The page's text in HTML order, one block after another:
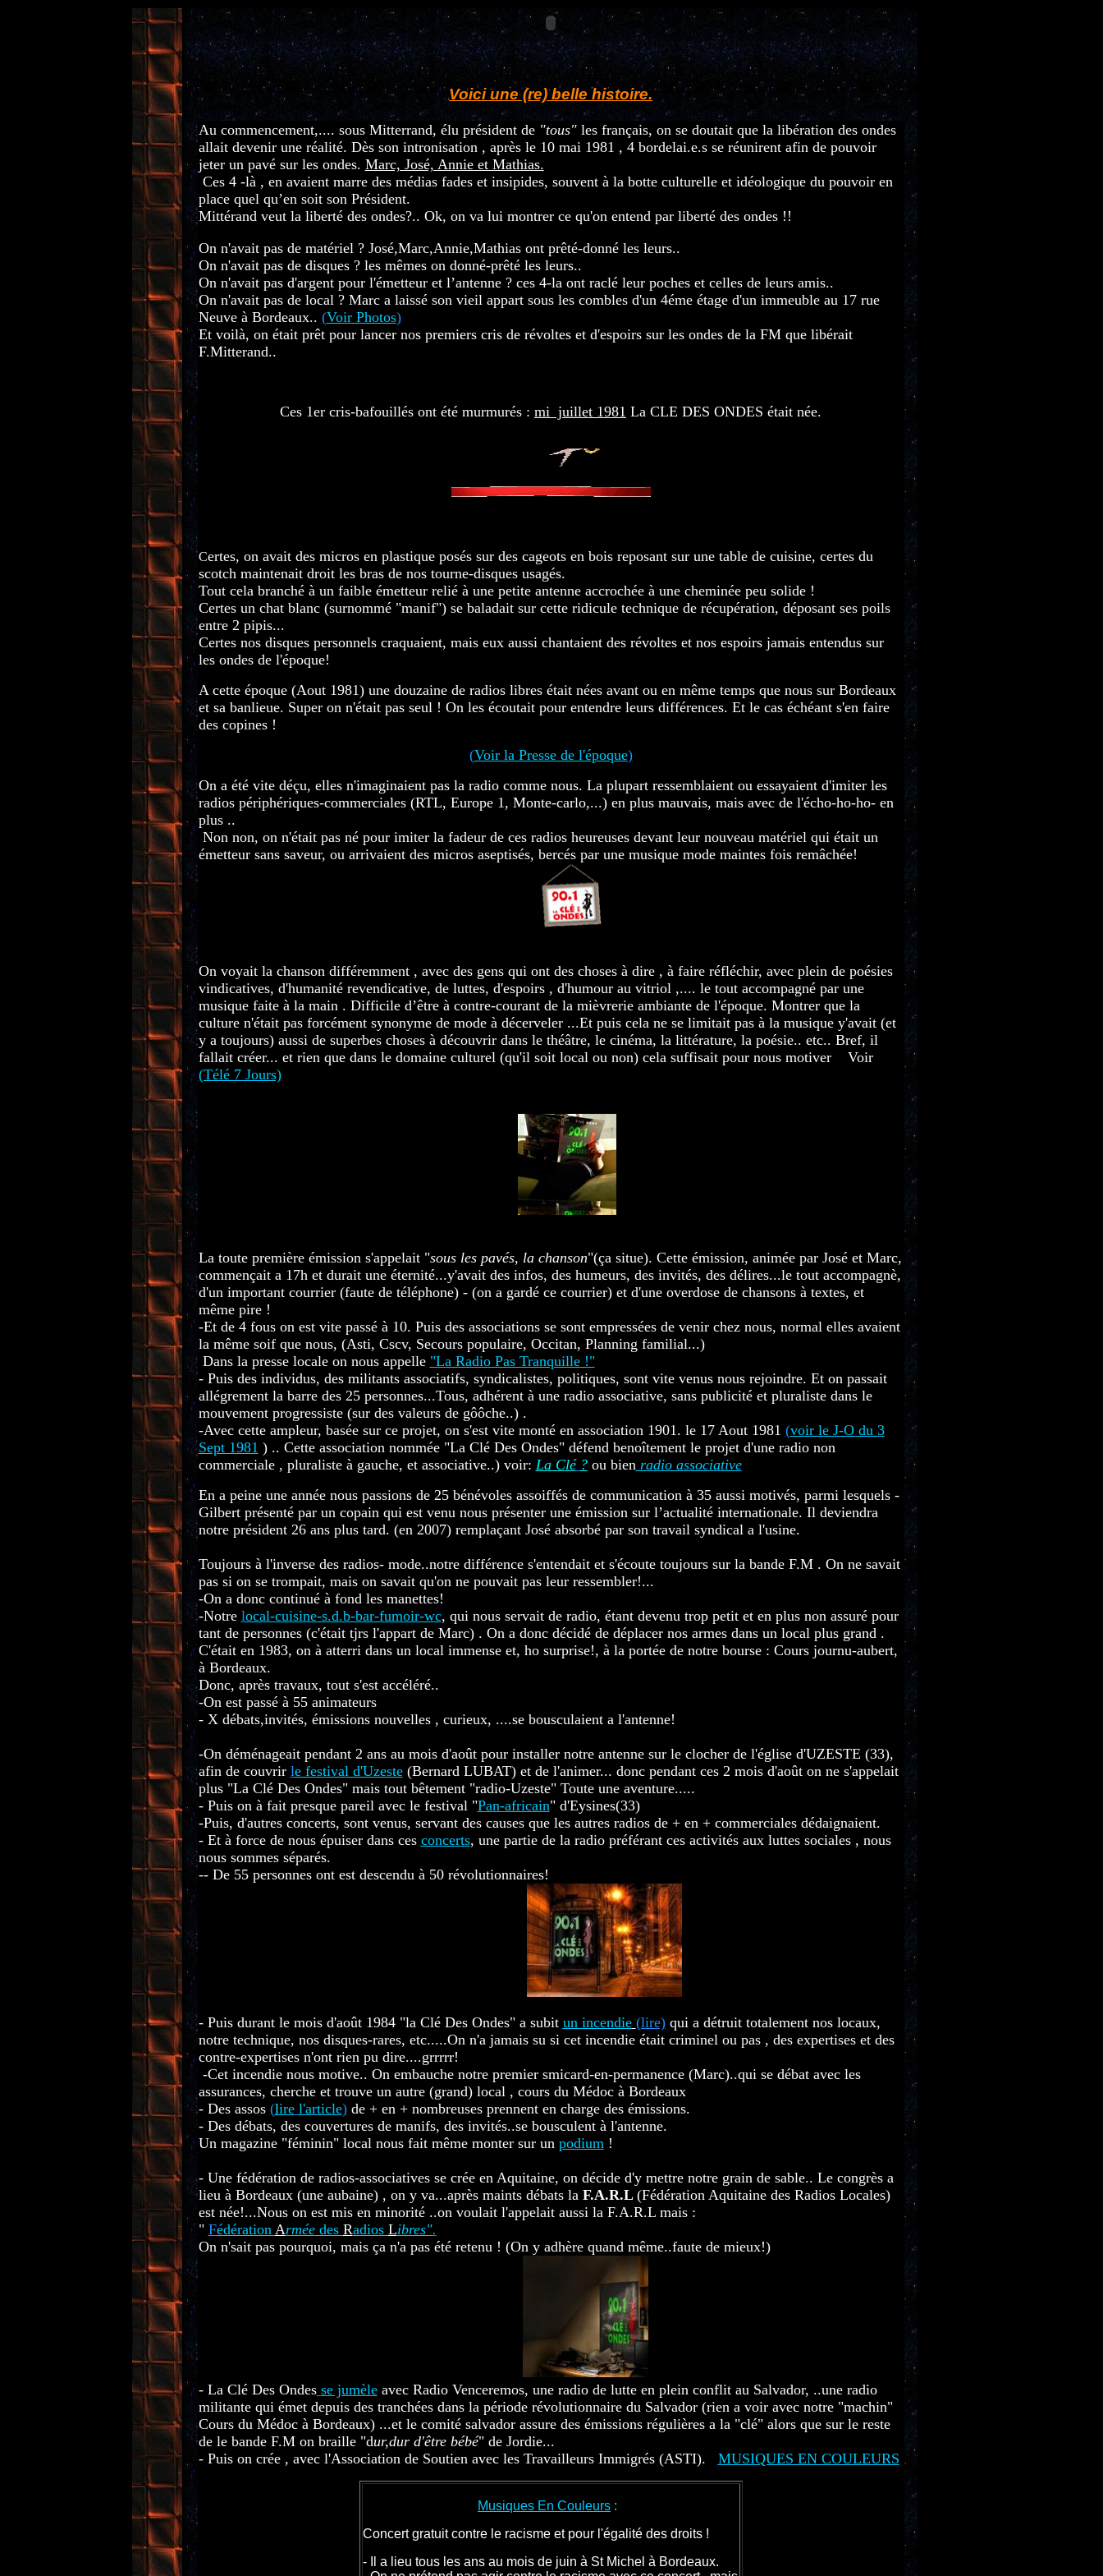
Voici une (re) belle histoire.
Au commencement,.... sous Mitterrand, élu président de "tous"les français, on se doutait que la libération des ondes
allait devenir une réalité. Dès son intronisation , après le 10 mai 1981 , 4 bordelai.e.s se réunirent afin de pouvoir
jeter un pavé sur les ondes. Marc, José, Annie et Mathias.
Ces 4 -là , en avaient marre des médias fades et insipides, souvent à la botte culturelle et idéologique du pouvoir en
place quel qu’en soit son Président.
Mittérand veut la liberté des ondes?.. Ok, on va lui montrer ce qu'on entend par liberté des ondes !!
On n'avait pas de matériel ? José,Marc,Annie,Mathias ont prêté-donné les leurs..
On n'avait pas de disques ? les mêmes on donné-prêté les leurs..
On n'avait pas d'argent pour l'émetteur et l’antenne ? ces 4-la ont raclé leur poches et celles de leurs amis..
On n'avait pas de local ? Marc a laissé son vieil appart sous les combles d'un 4éme étage d'un immeuble au 17 rue
Neuve à Bordeaux.. (Voir Photos)
Et voilà, on était prêt pour lancer nos premiers cris de révoltes et d'espoirs sur les ondes de la FM que libérait
F.Mitterand..
Ces 1er cris-bafouillés ont été murmurés : mi juillet 1981 La CLE DES ONDES était née.
Certes, on avait des micros en plastique posés sur des cageots en bois reposant sur une table de cuisine, certes du
scotch maintenait droit les bras de nos tourne-disques usagés.
Tout cela branché à un faible émetteur relié à une petite antenne accrochée à une cheminée peu solide !
Certes un chat blanc (surnommé "manif") se baladait sur cette ridicule technique de récupération, déposant ses poils
entre 2 pipis...
Certes nos disques personnels craquaient, mais eux aussi chantaient des révoltes et nos espoirs jamais entendus sur
les ondes de l'époque!
A cette époque (Aout 1981) une douzaine de radios libres était nées avant ou en même temps que nous sur Bordeaux
et sa banlieue. Super on n'était pas seul ! On les écoutait pour entendre leurs différences. Et le cas échéant s'en faire
des copines !
(Voir la Presse de l'époque)
On a été vite déçu, elles n'imaginaient pas la radio comme nous. La plupart ressemblaient ou essayaient d'imiter les
radios périphériques-commerciales (RTL, Europe 1, Monte-carlo,...) en plus mauvais, mais avec de l'écho-ho-ho- en
plus ..
Non non, on n'était pas né pour imiter la fadeur de ces radios heureuses devant leur nouveau matériel qui était un
émetteur sans saveur, ou arrivaient des micros aseptisés, bercés par une musique mode maintes fois remâchée!
On voyait la chanson différemment , avec des gens qui ont des choses à dire , à faire réfléchir, avec plein de poésies
vindicatives, d'humanité revendicative, de luttes, d'espoirs , d'humour au vitriol ,.... le tout accompagné par une
musique faite à la main . Difficile d’être à contre-courant de la mièvrerie ambiante de l'époque. Montrer que la
culture n'était pas forcément synonyme de mode à décerveler ...Et puis cela ne se limitait pas à la musique y'avait (et
y a toujours) aussi de superbes choses à découvrir dans le théâtre, le cinéma, la littérature, la poésie.. etc.. Bref, il
fallait créer... et rien que dans le domaine culturel (qu'il soit local ou non) cela suffisait pour nous motiver
Voir
(Télé 7 Jours)
La toute première émission s'appelait "sous les pavés, la chanson"(ça situe). Cette émission, animée par José et Marc,
commençait a 17h et durait une éternité...y'avait des infos, des humeurs, des invités, des délires...le tout accompagnè,
d'un important courrier (faute de téléphone) - (on a gardé ce courrier) et d'une overdose de chansons à textes, et
même pire !
-Et de 4 fous on est vite passé à 10. Puis des associations se sont empressées de venir chez nous, normal elles avaient
la même soif que nous, (Asti, Cscv, Secours populaire, Occitan, Planning familial...)
Dans la presse locale on nous appelle "La Radio Pas Tranquille !"
- Puis des individus, des militants associatifs, syndicalistes, politiques, sont vite venus nous rejoindre. Et on passait
allégrement la barre des 25 personnes...Tous, adhérent à une radio associative, sans publicité et pluraliste dans le
mouvement progressiste (sur des valeurs de gôôche..) .
-Avec cette ampleur, basée sur ce projet, on s'est vite monté en association 1901. le 17 Aout 1981 (voir le J-O du 3
Sept 1981 ) .. Cette association nommée "La Clé Des Ondes" défend benoîtement le projet d'une radio non
commerciale , pluraliste à gauche, et associative..) voir: La Clé ? ou bienradio associative
En a peine une année nous passions de 25 bénévoles assoiffés de communication à 35 aussi motivés, parmi lesquels -
Gilbert présenté par un copain qui est venu nous présenter une émission sur l’actualité internationale. Il deviendra
notre président 26 ans plus tard. (en 2007) remplaçant José absorbé par son travail syndical a l'usine.
Toujours à l'inverse des radios- mode..notre différence s'entendait et s'écoute toujours sur la bande F.M . On ne savait
pas si on se trompait, mais on savait qu'on ne pouvait pas leur ressembler!...
-On a donc continué à fond les manettes!
-Notre local-cuisine-s.d.b-bar-fumoir-wc, qui nous servait de radio, étant devenu trop petit et en plus non assuré pour
tant de personnes (c'était tjrs l'appart de Marc) . On a donc décidé de déplacer nos armes dans un local plus grand .
C'était en 1983, on à atterri dans un local immense et, ho surprise!, à la portée de notre bourse : Cours journu-aubert,
à Bordeaux.
Donc, après travaux, tout s'est accéléré..
-On est passé à 55 animateurs
- X débats,invités, émissions nouvelles , curieux, ....se bousculaient a l'antenne!
-On déménageait pendant 2 ans au mois d'août pour installer notre antenne sur le clocher de l'église d'UZESTE (33),
afin de couvrir le festival d'Uzeste(Bernard LUBAT) et de l'animer... donc pendant ces 2 mois d'août on ne s'appelait
plus "La Clé Des Ondes" mais tout bêtement "radio-Uzeste" Toute une aventure.....
- Puis on à fait presque pareil avec le festival "Pan-africain" d'Eysines(33)
-Puis, d'autres concerts, sont venus, servant des causes que les autres radios de + en + commerciales dédaignaient.
- Et à force de nous épuiser dans ces concerts, une partie de la radio préférant ces activités aux luttes sociales , nous
nous sommes séparés.
-- De 55 personnes ont est descendu à 50 révolutionnaires!
- Puis durant le mois d'août 1984 "la Clé Des Ondes" a subit un incendie (lire)qui a détruit totalement nos locaux,
notre technique, nos disques-rares, etc.....On n'a jamais su si cet incendie était criminel ou pas , des expertises et des
contre-expertises n'ont rien pu dire....grrrrr!
-Cet incendie nous motive.. On embauche notre premier smicard-en-permanence (Marc)..qui se débat avec les
assurances, cherche et trouve un autre (grand) local , cours du Médoc à Bordeaux
- Des assos (lire l'article)de + en + nombreuses prennent en charge des émissions.
- Des débats, des couvertures de manifs, des invités..se bousculent à l'antenne.
Un magazine "féminin" local nous fait même monter sur un podium!
- Une fédération de radios-associatives se crée en Aquitaine, on décide d'y mettre notre grain de sable.. Le congrès a
lieu à Bordeaux (une aubaine) , on y va...après maints débats la F.A.R.L (Fédération Aquitaine des Radios Locales)
est née!...Nous on est mis en minorité ..on voulait l'appelait aussi la F.A.R.L mais :
" Fédération Arméedes Radios Libres".
On n'sait pas pourquoi, mais ça n'a pas été retenu ! (On y adhère quand même..faute de mieux!)
- La Clé Des Ondes se jumèleavec Radio Venceremos, une radio de lutte en plein conflit au Salvador, ..une radio
militante qui émet depuis des tranchées dans la période révolutionnaire du Salvador (rien a voir avec notre "machin"
Cours du Médoc à Bordeaux) ...et le comité salvador assure des émissions régulières a la "clé" alors que sur le reste
de le bande F.M on braille "dur,dur d'être bébé" de Jordie...
- Puis on crée , avec l'Association de Soutien avec les Travailleurs Immigrés (ASTI).
MUSIQUES EN COULEURS
Musiques En Couleurs :
Concert gratuit contre le racisme et pour l'égalité des droits !
- Il a lieu tous les ans au mois de juin à St Michel à Bordeaux.